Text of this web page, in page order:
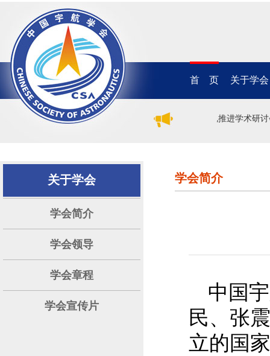
首 页 关于学会
2026年（第二十一届）中国电推进学术研讨
关于学会
学会简介
学会领导
学会章程
学会宣传片
学会简介
中国
民、张
立的国